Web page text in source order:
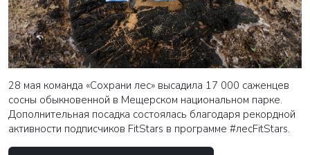
28 мая команда «Сохрани лес» высадила 17 000 саженцев
сосны обыкновенной в Мещерском национальном парке.
Дополнительная посадка состоялась благодаря рекордной
активности подписчиков FitStars в программе #лесFitStars.